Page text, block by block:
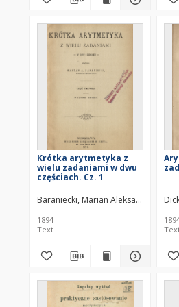
Krótka arytmetyka z
wielu zadaniami w dwu
częściach. Cz. 1
Baraniecki, Marian Aleksander
1894
Text